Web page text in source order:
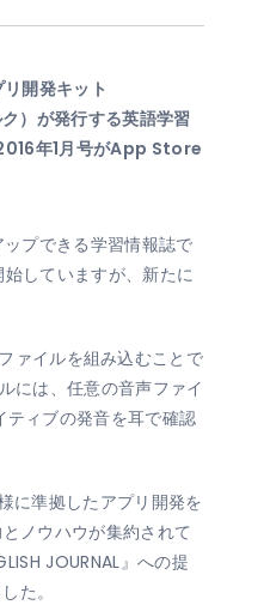
開発キット
）が発行する英語学習
年1月号がApp Store
プできる学習情報誌で
していますが、新たに
ァイルを組み込むことで
には、任意の音声ファイ
ティブの発音を耳で確認
に準拠したアプリ開発を
ノウハウが集約されて
JOURNAL』への提
た。